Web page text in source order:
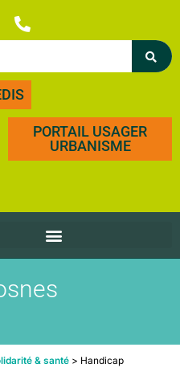
PORTAIL USAGER
URBANISME
& santé > Handicap